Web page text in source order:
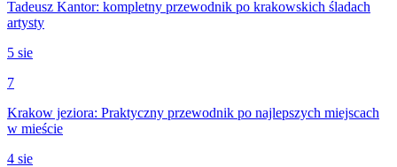
Tadeusz Kantor: kompletny przewodnik po krakowskich śladach
artysty
5 sie
7
Krakow jeziora: Praktyczny przewodnik po najlepszych miejscach
w mieście
4 sie